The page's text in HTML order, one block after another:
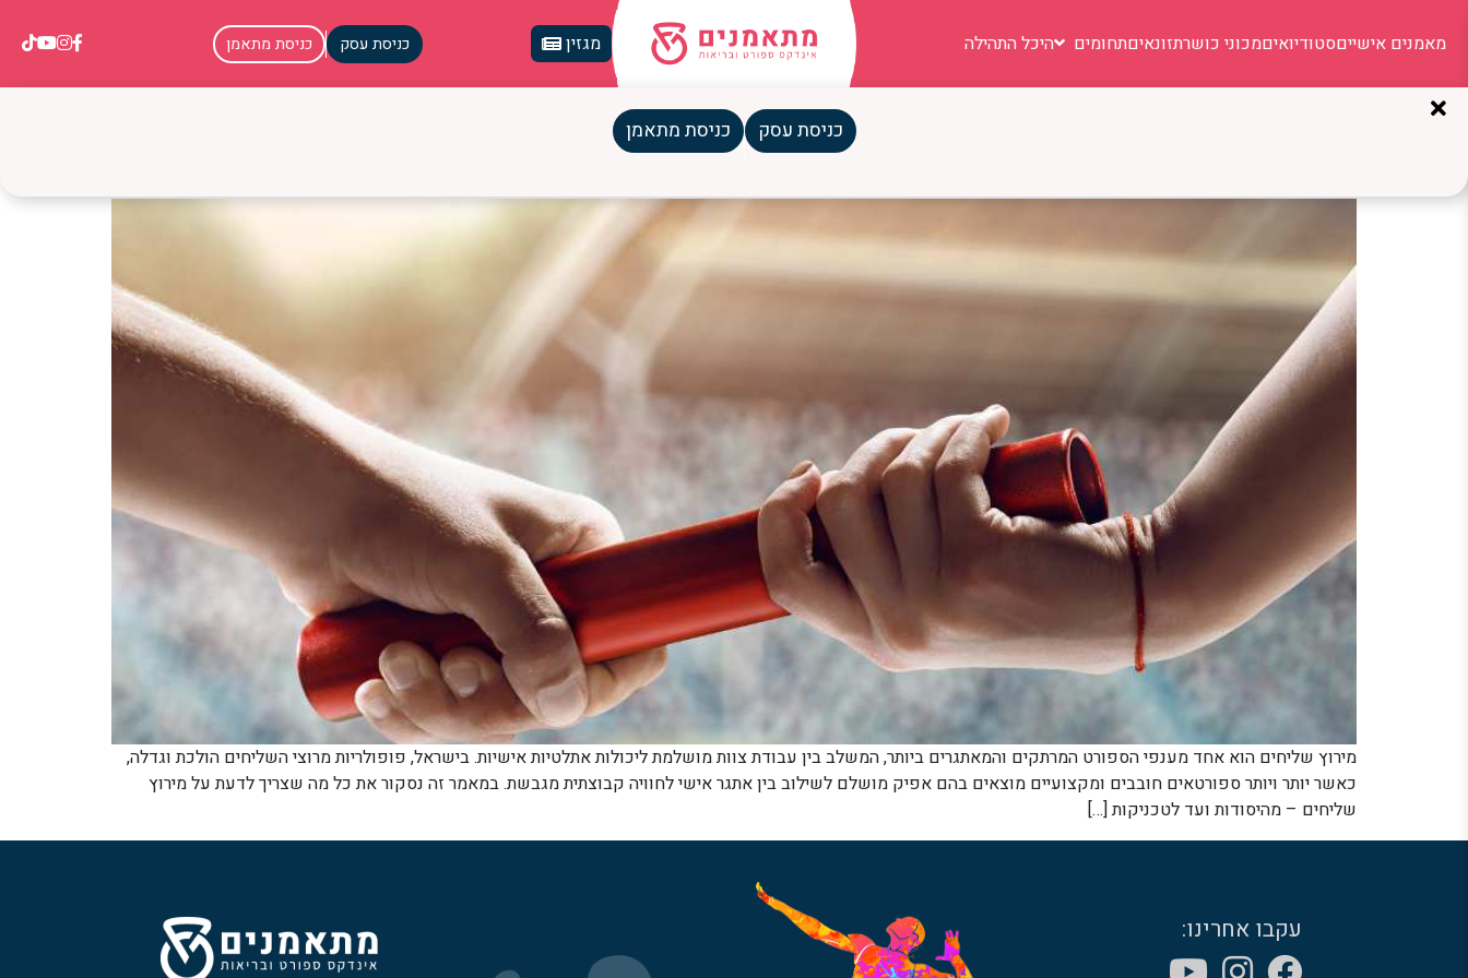
מאמנים אישייםסטודיואיםמכוני כושרתזונאיםתחומים היכל התהילה מגזין כניסת עסק כניסת מתאמן
כניסת עסק כניסת מתאמן
מירוץ שליחים: המדריך המקיף לאימון, השתתפות והצלחה בתחרויות
מירוץ שליחים הוא אחד מענפי הספורט המרתקים והמאתגרים ביותר, המשלב בין עבודת צוות מושלמת ליכולות אתלטיות אישיות. בישראל, פופולריות מרוצי השליחים הולכת וגדלה,
כאשר יותר ויותר ספורטאים חובבים ומקצועיים מוצאים בהם אפיק מושלם לשילוב בין אתגר אישי לחוויה קבוצתית מגבשת. במאמר זה נסקור את כל מה שצריך לדעת על מירוץ
שליחים – מהיסודות ועד לטכניקות […]
עקבו אחרינו: